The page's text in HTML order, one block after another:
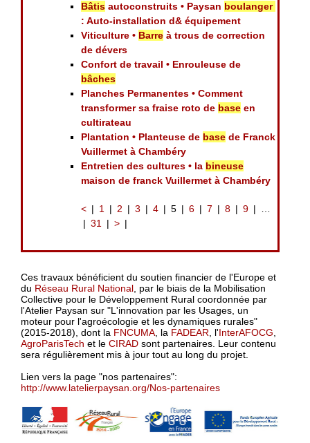
Bâtis autoconstruits • Paysan boulanger
: Auto-installation d& équipement
Viticulture • Barre à trous de correction
de dévers
Confort de travail • Enrouleuse de
bâches
Planches Permanentes • Comment
transformer sa fraise roto de base en
cultirateau
Plantation • Planteuse de base de Franck
Vuillermet à Chambéry
Entretien des cultures • la bineuse
maison de franck Vuillermet à Chambéry
< 1 2 3 4 5 6 7 8 9
…
31
>
Ces travaux bénéficient du soutien financier de l'Europe et
du Réseau Rural National, par le biais de la Mobilisation
Collective pour le Développement Rural coordonnée par
l'Atelier Paysan sur "L'innovation par les Usages, un
moteur pour l'agroécologie et les dynamiques rurales"
(2015-2018), dont la FNCUMA, la FADEAR, l'InterAFOCG,
AgroParisTech et le CIRAD sont partenaires. Leur contenu
sera régulièrement mis à jour tout au long du projet.
Lien vers la page "nos partenaires":
http://www.latelierpaysan.org/Nos-partenaires